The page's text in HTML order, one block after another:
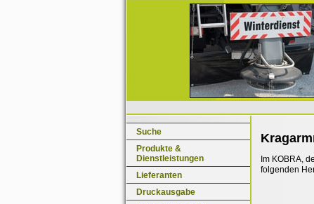
Suche
Produkte &
Dienstleistungen
Lieferanten
Druckausgabe
Im KOBRA,
folgenden